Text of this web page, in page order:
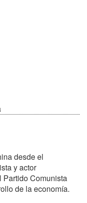
desde el
y actor
Comunista
de la economía.